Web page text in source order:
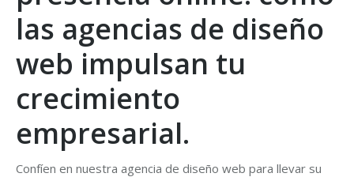
las agencias de diseño
web impulsan tu
crecimiento
empresarial.
Confíen en nuestra agencia de diseño web para llevar su